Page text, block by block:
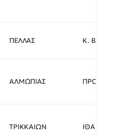
ΠΕΛΛΑΣ Κ. ΒΑΡΝΑΛΗ
ΑΛΜΩΠΙΑΣ ΠΡΟΜΑΧΟΙ
ΤΡΙΚΚΑΙΩΝ ΙΘΑΚΗΣ 58